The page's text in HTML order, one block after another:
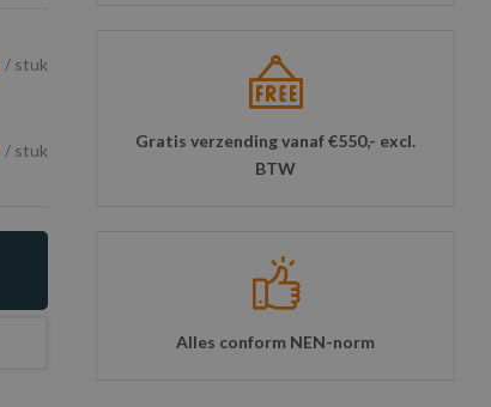
/ stuk
/ stuk
Gratis verzending vanaf €550,- excl.
BTW
Alles conform NEN-norm